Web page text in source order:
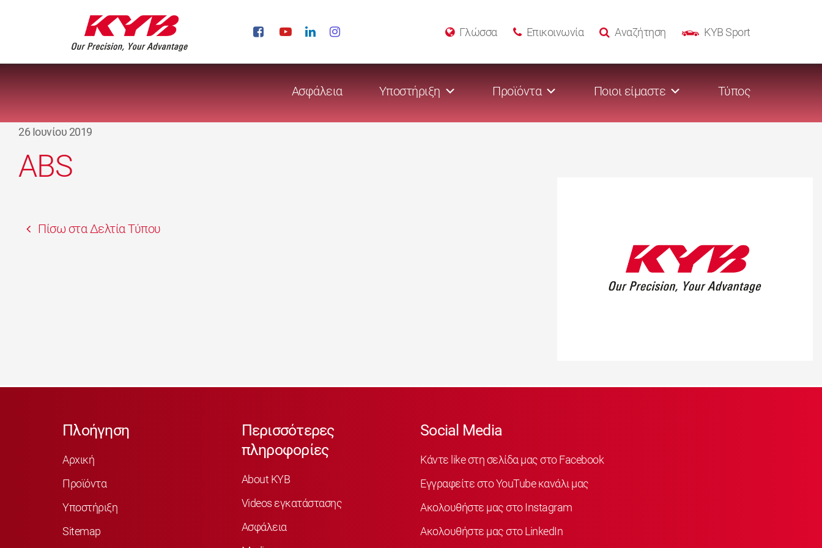
KYB Sport
Αναζήτηση
Επικοινωνία
Γλώσσα
Ασφάλεια Υποστήριξη Προϊόντα Ποιοι είμαστε Τύπος
26 Ιουνίου 2019
ABS
Πίσω στα Δελτία Τύπου
Πλοήγηση
Αρχική
Προϊόντα
Υποστήριξη
Sitemap
Περισσότερες
πληροφορίες
About KYB
Videos εγκατάστασης
Ασφάλεια
Social Media
Κάντε like στη σελίδα μας στο Facebook
Εγγραφείτε στο YouTube κανάλι μας
Ακολουθήστε μας στο Instagram
Ακολουθήστε μας στο LinkedIn